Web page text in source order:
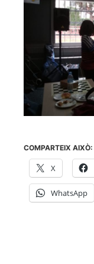
COMPARTEIX AIXÒ:
X
WhatsApp